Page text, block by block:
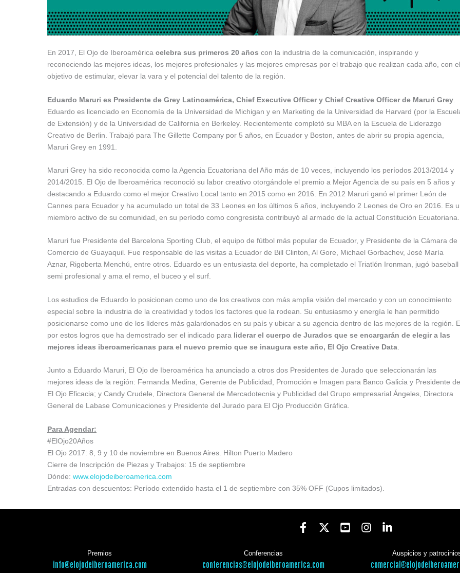
En 2017, El Ojo de Iberoamérica celebra sus primeros 20 años con la industria de la comunicación, inspirando y
reconociendo las mejores ideas, los mejores profesionales y las mejores empresas por el trabajo que realizan cada año, con el
objetivo de estimular, elevar la vara y el potencial del talento de la región.
Eduardo Maruri es Presidente de Grey Latinoamérica, Chief Executive Officer y Chief Creative Officer de Maruri Grey
Eduardo es licenciado en Economía de la Universidad de Michigan y en Marketing de la Universidad de Harvard (por la
de Extensión) y de la Universidad de California en Berkeley. Recientemente completó su MBA en la Escuela de Liderazgo
Creativo de Berlin. Trabajó para The Gillette Company por 5 años, en Ecuador y Boston, antes de abrir su propia agencia,
Maruri Grey en 1991.
Maruri Grey ha sido reconocida como la Agencia Ecuatoriana del Año más de 10 veces, incluyendo los períodos 2013/2014 y
2014/2015. El Ojo de Iberoamérica reconoció su labor creativo otorgándole el premio a Mejor Agencia de su país en 5 años y
destacando a Eduardo como el mejor Creativo Local tanto en 2015 como en 2016. En 2012 Maruri ganó el primer León de
Cannes para Ecuador y ha acumulado un total de 33 Leones en los últimos 6 años, incluyendo 2 Leones de Oro en 2016. Es
miembro activo de su comunidad, en su período como congresista contribuyó al armado de la actual Constitución Ecuatoriana.
Maruri fue Presidente del Barcelona Sporting Club, el equipo de fútbol más popular de Ecuador, y Presidente de la Cámara de
Comercio de Guayaquil. Fue responsable de las visitas a Ecuador de Bill Clinton, Al Gore, Michael Gorbachev, José María
Aznar, Rigoberta Menchú, entre otros. Eduardo es un entusiasta del deporte, ha completado el Triatlón Ironman, jugó baseball
semi profesional y ama el remo, el buceo y el surf.
Los estudios de Eduardo lo posicionan como uno de los creativos con más amplia visión del mercado y con un conocimiento
especial sobre la industria de la creatividad y todos los factores que la rodean. Su entusiasmo y energía le han permitido
posicionarse como uno de los líderes más galardonados en su país y ubicar a su agencia dentro de las mejores de la región.
por estos logros que ha demostrado ser el indicado para liderar el cuerpo de Jurados que se encargarán de elegir a las
mejores ideas iberoamericanas para el nuevo premio que se inaugura este año, El Ojo Creative Data
Junto a Eduardo Maruri, El Ojo de Iberoamérica ha anunciado a otros dos Presidentes de Jurado que seleccionarán las
mejores ideas de la región: Fernanda Medina, Gerente de Publicidad, Promoción e Imagen para Banco Galicia y Presidente de
El Ojo Eficacia; y Candy Crudele, Directora General de Mercadotecnia y Publicidad del Grupo empresarial Ángeles, Directora
General de Labase Comunicaciones y Presidente del Jurado para El Ojo Producción Gráfica.
Para Agendar:
#ElOjo20Años
El Ojo 2017: 8, 9 y 10 de noviembre en Buenos Aires. Hilton Puerto Madero
Cierre de Inscripción de Piezas y Trabajos: 15 de septiembre
Dónde: www.elojodeiberoamerica.com
Entradas con descuentos: Período extendido hasta el 1 de septiembre con 35% OFF (Cupos limitados).
Premios
info@elojodeiberoamerica.com
Conferencias
conferencias@elojodeiberoamerica.com
Auspicios y